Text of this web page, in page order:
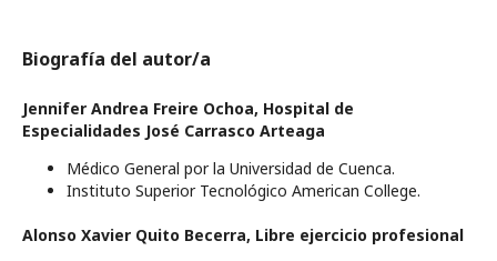
Biografía del autor/a
Jennifer Andrea Freire Ochoa, Hospital de
Especialidades José Carrasco Arteaga
Médico General por la Universidad de Cuenca.
Instituto Superior Tecnológico American College.
Alonso Xavier Quito Becerra, Libre ejercicio profesional